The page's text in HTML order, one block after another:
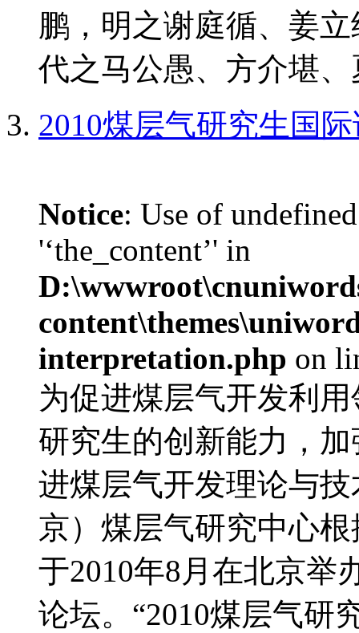
鹏，明之谢庭循、姜
代之马公愚、方介堪
2010煤层气研究生国
Notice: Use of
'‘the_content’' in
interpretation.php on
为促进煤层气开发利
研究生的创新能力，
进煤层气开发理论与
京）煤层气研究中心
于2010年8月在北京举
论坛。“2010煤层气研